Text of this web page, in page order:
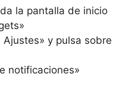
la pantalla de inicio
Ajustes» y pulsa sobre
notificaciones»